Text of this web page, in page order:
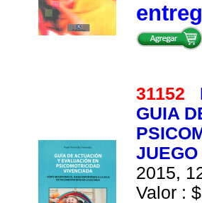
31152
GUIA
JUEGO
2015,
Valor :